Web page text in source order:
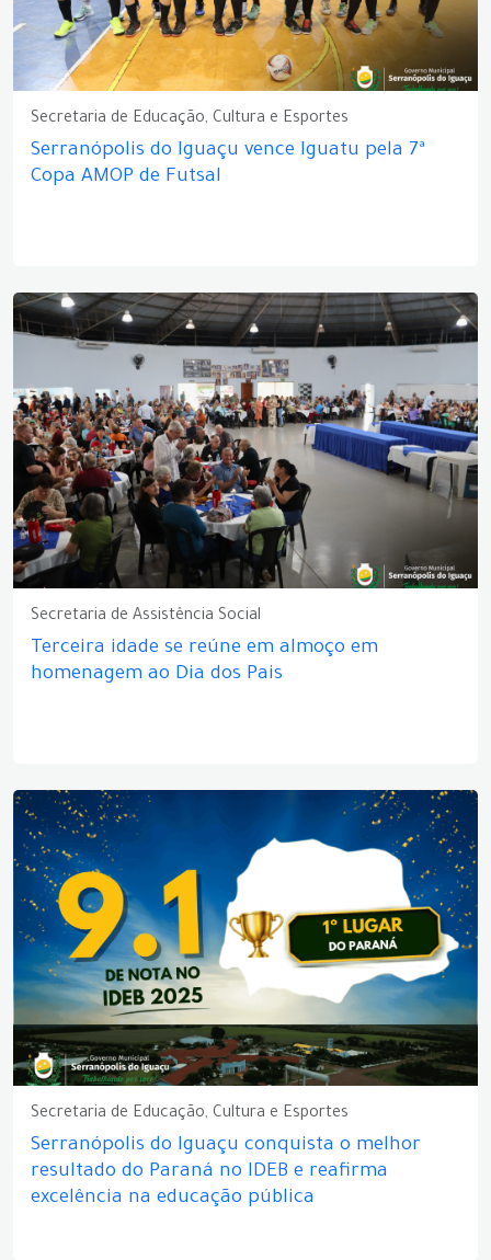
Secretaria de Educação, Cultura e Esportes
Serranópolis do Iguaçu vence Iguatu pela 7ª
Copa AMOP de Futsal
Secretaria de Assistência Social
Terceira idade se reúne em almoço em
homenagem ao Dia dos Pais
Secretaria de Educação, Cultura e Esportes
Serranópolis do Iguaçu conquista o melhor
resultado do Paraná no IDEB e reafirma
excelência na educação pública